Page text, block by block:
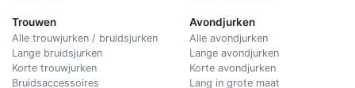
Trouwen
Alle trouwjurken / bruidsjurken
Lange bruidsjurken
Korte trouwjurken
Bruidsaccessoires
Avondjurken
Alle avondjurken
Lange avondjurken
Korte avondjurken
Lang in grote maat